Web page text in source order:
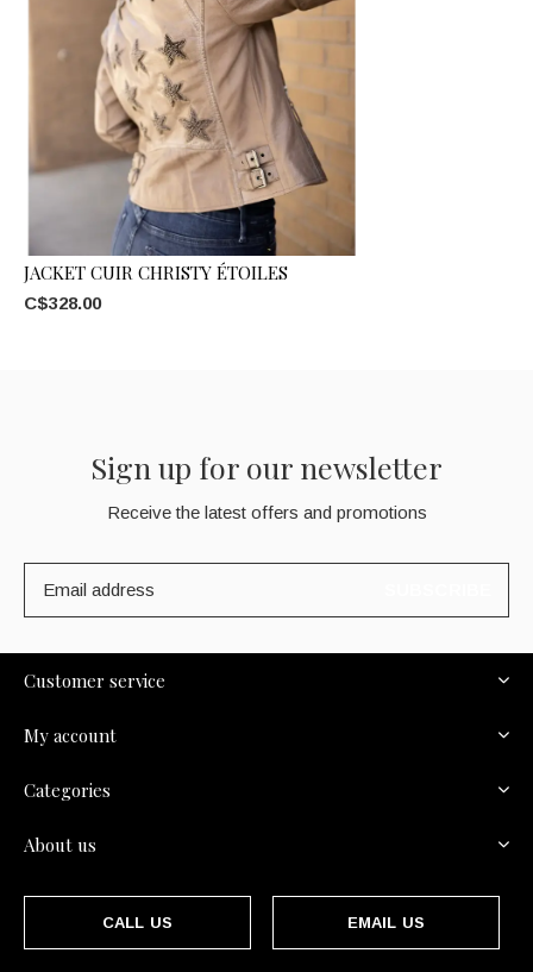
JACKET CUIR CHRISTY ÉTOILES
C$328.00
Sign up for our newsletter
Receive the latest offers and promotions
Customer service
My account
Categories
About us
CALL US EMAIL US